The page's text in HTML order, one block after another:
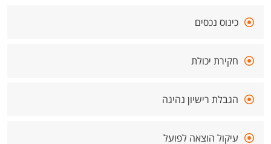
כינוס נכסים
חקירת יכולת
הגבלת רישיון נהיגה
עיקול הוצאה לפועל